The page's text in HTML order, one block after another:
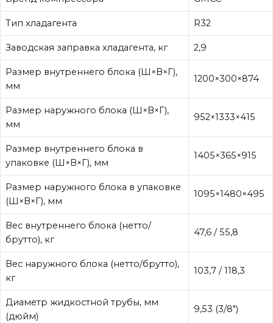
Тип хладагента R32
Заводская заправка хладагента, кг 2,9
Размер внутреннего блока (Ш×В×Г),
мм
1200×300×874
Размер наружного блока (Ш×В×Г),
мм
952×1333×415
Размер внутреннего блока в
упаковке (Ш×В×Г), мм
1405×365×915
Размер наружного блока в упаковке
(Ш×В×Г), мм
1095×1480×495
Вес внутреннего блока (нетто/
брутто), кг
47,6 / 55,8
Вес наружного блока (нетто/брутто),
кг
103,7 / 118,3
Диаметр жидкостной трубы, мм
(дюйм)
9,53 (3/8″)